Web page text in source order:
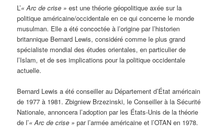
L’« Arc de crise » est une théorie géopolitique axée sur la
politique américaine/occidentale en ce qui concerne le monde
musulman. Elle a été concoctée à l’origine par l’historien
britannique Bernard Lewis, considéré comme le plus grand
spécialiste mondial des études orientales, en particulier de
l’Islam, et de ses implications pour la politique occidentale
actuelle.
Bernard Lewis a été conseiller au Département d’État américain
de 1977 à 1981. Zbigniew Brzezinski, le Conseiller à la Sécurité
Nationale, annoncera l’adoption par les États-Unis de la théorie
de l’« Arc de crise » par l’armée américaine et l’OTAN en 1978.